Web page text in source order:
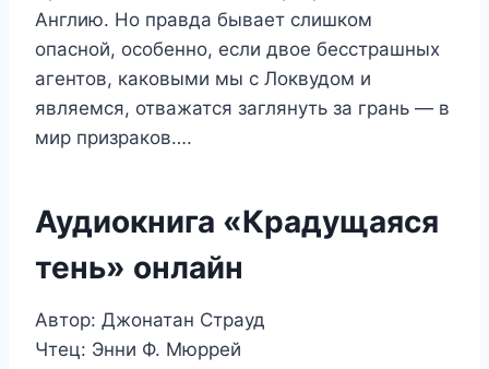
Англию. Но правда бывает слишком
опасной, особенно, если двое бесстрашных
агентов, каковыми мы с Локвудом и
являемся, отважатся заглянуть за грань — в
мир призраков….
Аудиокнига «Крадущаяся
тень» онлайн
Автор: Джонатан Страуд
Чтец: Энни Ф. Мюррей